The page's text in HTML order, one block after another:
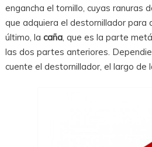
engancha el tornillo, cuyas ranuras
que adquiera el destornillador para
último, la caña, que es la parte
las dos partes anteriores.
cuente el destornillador, el largo de